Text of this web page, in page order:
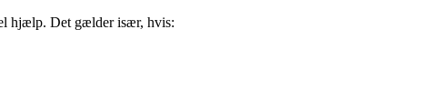
hjælp. Det gælder især, hvis: